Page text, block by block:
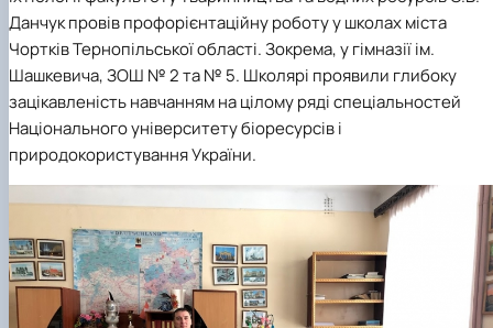
Данчук провів профорієнтаційну роботу у школах міста
Чортків Тернопільської області. Зокрема, у гімназії ім.
Шашкевича, ЗОШ № 2 та № 5. Школярі проявили глибоку
зацікавленість навчанням на цілому ряді спеціальностей
Національного університету біоресурсів і
природокористування України.